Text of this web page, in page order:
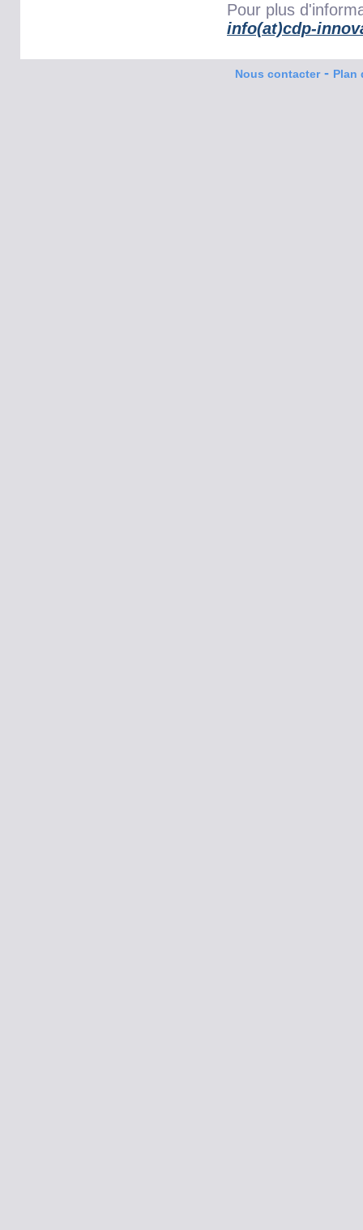
Pour plus
info(at)cdp-
Nous contacter- Plan